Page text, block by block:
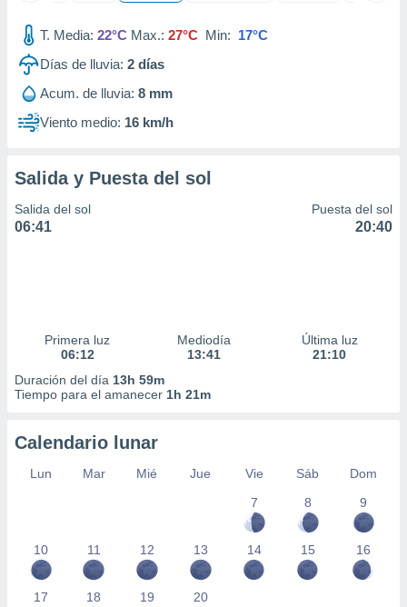
T. Media: 22°C Max.: 27°C Min: 17°C
Días de lluvia: 2 días
Acum. de lluvia: 8 mm
Viento medio: 16 km/h
Salida y Puesta del sol
Salida del sol
06:41
Puesta del sol
20:40
Primera luz
06:12
Mediodía
13:41
Última luz
21:10
Duración del día 13h 59m
Tiempo para el amanecer 1h 21m
Calendario lunar
Lun Mar Mié Jue Vie Sáb
Dom
7
8 9
10 11 12 13 14 15 16
17 18 19 20